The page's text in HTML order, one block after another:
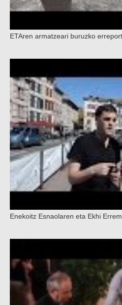
ETAren armatzeari buruzko
Enekoitz Esnaolaren eta Ekhi